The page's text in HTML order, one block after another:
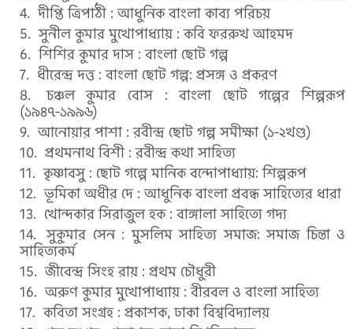
দীপ্তি ত্রিপাঠী : আধুনিক বাংলা কাব্য পরিচয়
সুনীল কুমার মুখোপাধ্যায় : কবি ফররুখ আহমদ
শিশির কুমার দাস : বাংলা ছোট গল্প
ধীরেন্দ্র দত্ত : বাংলা ছোট গল্প: প্রসঙ্গ ও প্রকরণ
চঞ্চল কুমার বোস : বাংলা ছোট গল্পের শিল্পরূপ
(১৯৪৭-১৯৯৬)
আনোয়ার পাশা : রবীন্দ্র ছোট গল্প সমীক্ষা (১-২খণ্ড)
প্রথমনাথ বিশী : রবীন্দ্র কথা সাহিত্য
কৃষ্ণাবসু : ছোট গল্পে মানিক বন্দোপাধ্যায়: শিল্পরূপ
ভূমিকা অধীর দে : আধুনিক বাংলা প্রবন্ধ সাহিত্যের ধারা
খোন্দকার সিরাজুল হক : বাঙ্গালা সাহিত্যে গদ্য
সুকুমার সেন : মুসলিম সাহিত্য সমাজ: সমাজ চিন্তা ও
সাহিত্যকর্ম
জীবেন্দ্র সিংহ রায় : প্রথম চৌধুরী
অরুণ কুমার মুখোপাধ্যায় : বীরবল ও বাংলা সাহিত্য
কবিতা সংগ্রহ : প্রকাশক, ঢাকা বিশ্ববিদ্যালয়